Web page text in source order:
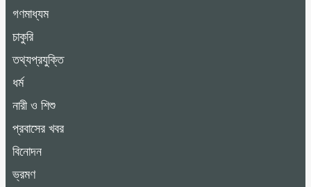
গণমাধ্যম
চাকুরি
তথ্যপ্রযুক্তি
ধর্ম
নারী ও শিশু
প্রবাসের খবর
বিনোদন
ভ্রমণ